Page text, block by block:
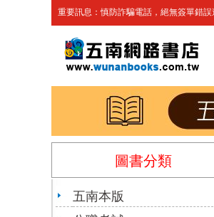
重要訊息：慎防詐騙電話，絕無簽單錯
圖書分類
五南本版